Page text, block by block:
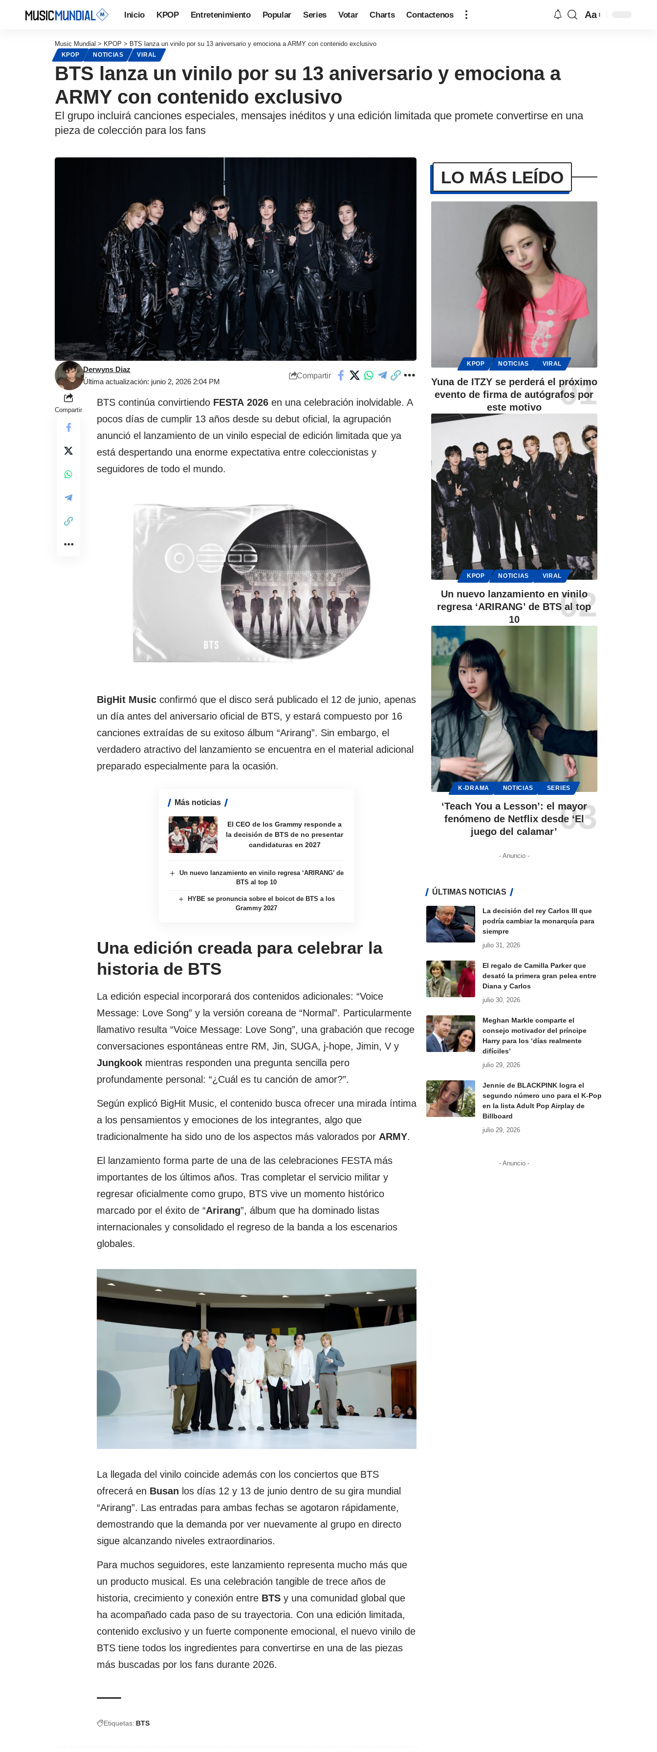
Inicio KPOP Entretenimiento Popular Series Votar Charts Contactenos Aa
Music Mundial > KPOP > BTS lanza un vinilo por su 13 aniversario y emociona a ARMY con contenido exclusivo
KPOP NOTICIAS VIRAL
BTS lanza un vinilo por su 13 aniversario y emociona a
ARMY con contenido exclusivo
El grupo incluirá canciones especiales, mensajes inéditos y una edición limitada que promete convertirse en una
pieza de colección para los fans
Última actualización: junio 2, 2026 2:04 PM
Derwyns Diaz
Compartir
Compartir
BTS continúa convirtiendo FESTA 2026 en una celebración inolvidable. A
pocos días de cumplir 13 años desde su debut oficial, la agrupación
anunció el lanzamiento de un vinilo especial de edición limitada que ya
está despertando una enorme expectativa entre coleccionistas y
seguidores de todo el mundo.
BigHit Music confirmó que el disco será publicado el 12 de junio, apenas
un día antes del aniversario oficial de BTS, y estará compuesto por 16
canciones extraídas de su exitoso álbum “Arirang”. Sin embargo, el
verdadero atractivo del lanzamiento se encuentra en el material adicional
preparado especialmente para la ocasión.
Más noticias
El CEO de los Grammy responde a
la decisión de BTS de no presentar
candidaturas en 2027
Un nuevo lanzamiento en vinilo regresa ‘ARIRANG’ de
BTS al top 10
HYBE se pronuncia sobre el boicot de BTS a los
Grammy 2027
Una edición creada para celebrar la
historia de BTS
La edición especial incorporará dos contenidos adicionales: “Voice
Message: Love Song” y la versión coreana de “Normal”. Particularmente
llamativo resulta “Voice Message: Love Song”, una grabación que recoge
conversaciones espontáneas entre RM, Jin, SUGA, j-hope, Jimin, V y
Jungkook mientras responden una pregunta sencilla pero
profundamente personal: “¿Cuál es tu canción de amor?”.
Según explicó BigHit Music, el contenido busca ofrecer una mirada íntima
a los pensamientos y emociones de los integrantes, algo que
tradicionalmente ha sido uno de los aspectos más valorados por ARMY.
El lanzamiento forma parte de una de las celebraciones FESTA más
importantes de los últimos años. Tras completar el servicio militar y
regresar oficialmente como grupo, BTS vive un momento histórico
marcado por el éxito de “Arirang”, álbum que ha dominado listas
internacionales y consolidado el regreso de la banda a los escenarios
globales.
La llegada del vinilo coincide además con los conciertos que BTS
ofrecerá en Busan los días 12 y 13 de junio dentro de su gira mundial
“Arirang”. Las entradas para ambas fechas se agotaron rápidamente,
demostrando que la demanda por ver nuevamente al grupo en directo
sigue alcanzando niveles extraordinarios.
Para muchos seguidores, este lanzamiento representa mucho más que
un producto musical. Es una celebración tangible de trece años de
historia, crecimiento y conexión entre BTS y una comunidad global que
ha acompañado cada paso de su trayectoria. Con una edición limitada,
contenido exclusivo y un fuerte componente emocional, el nuevo vinilo de
BTS tiene todos los ingredientes para convertirse en una de las piezas
más buscadas por los fans durante 2026.
Etiquetas: BTS
LO MÁS LEÍDO
KPOP NOTICIAS VIRAL
Yuna de ITZY se perderá el próximo
evento de firma de autógrafos por
este motivo
KPOP NOTICIAS VIRAL
Un nuevo lanzamiento en vinilo
regresa ‘ARIRANG’ de BTS al top
10
K-DRAMA NOTICIAS SERIES
‘Teach You a Lesson’: el mayor
fenómeno de Netflix desde ‘El
juego del calamar’
- Anuncio -
ÚLTIMAS NOTICIAS
La decisión del rey Carlos III que
podría cambiar la monarquía para
siempre
julio 31, 2026
El regalo de Camilla Parker que
desató la primera gran pelea entre
Diana y Carlos
julio 30, 2026
Meghan Markle comparte el
consejo motivador del príncipe
Harry para los ‘días realmente
difíciles’
julio 29, 2026
Jennie de BLACKPINK logra el
segundo número uno para el K-Pop
en la lista Adult Pop Airplay de
Billboard
julio 29, 2026
- Anuncio -